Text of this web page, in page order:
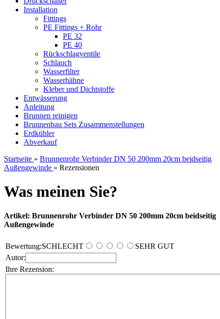
Installation
Fittings
PE Fittings + Rohr
PE 32
PE 40
Rückschlagventile
Schlauch
Wasserfilter
Wasserhähne
Kleber und Dichtstoffe
Entwässerung
Anleitung
Brunnen reinigen
Brunnenbau Sets Zusammenstellungen
Erdkühler
Abverkauf
Startseite » Brunnenrohr Verbinder DN 50 200mm 20cm beidseitig
Außengewinde » Rezensionen
Was meinen Sie?
Artikel: Brunnenrohr Verbinder DN 50 200mm 20cm beidseitig
Außengewinde
Bewertung:SCHLECHT
SEHR GUT
Autor:
Ihre Rezension: